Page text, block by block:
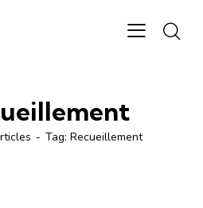
Tag: Recueillement